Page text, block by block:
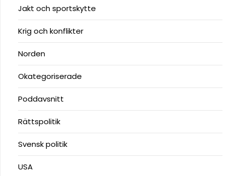
Jakt och sportskytte
Krig och konflikter
Norden
Okategoriserade
Poddavsnitt
Rättspolitik
Svensk politik
USA